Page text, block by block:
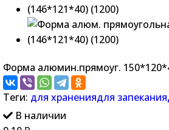
Форма алюмин.прямоуг.
Теги: для хранениядля запекания
В наличии